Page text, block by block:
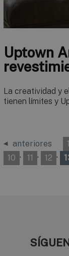
Uptown
La creatividad y
tienen límites y
anteriores 1
10 · 11 · 12 ·